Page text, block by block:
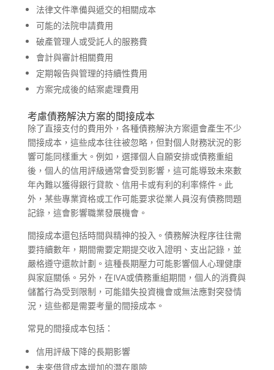
法律文件準備與遞交的相關成本
可能的法院申請費用
破產管理人或受託人的服務費
會計與審計相關費用
定期報告與管理的持續性費用
方案完成後的結案處理費用
考慮債務解決方案的間接成本
除了直接支付的費用外，各種債務解決方案還會產生不少
間接成本，這些成本往往被忽略，但對個人財務狀況的影
響可能同樣重大。例如，選擇個人自願安排或債務重組
後，個人的信用評級通常會受到影響，這可能導致未來數
年內難以獲得銀行貸款、信用卡或有利的利率條件。此
外，某些專業資格或工作可能要求從業人員沒有債務問題
記錄，這會影響職業發展機會。
間接成本還包括時間與精神的投入。債務解決程序往往需
要持續數年，期間需要定期提交收入證明、支出記錄，並
嚴格遵守還款計劃。這種長期壓力可能影響個人心理健康
與家庭關係。另外，在IVA或債務重組期間，個人的消費與
儲蓄行為受到限制，可能錯失投資機會或無法應對突發情
況，這些都是需要考量的間接成本。
常見的間接成本包括：
信用評級下降的長期影響
未來借貸成本增加的潛在風險